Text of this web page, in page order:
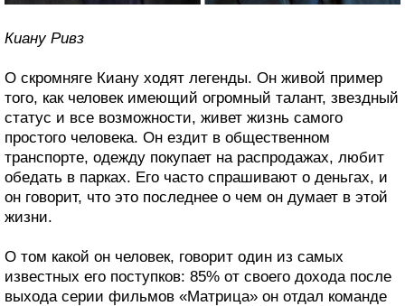
Киану Ривз
О скромняге Киану ходят легенды. Он живой пример
того, как человек имеющий огромный талант, звездный
статус и все возможности, живет жизнь самого
простого человека. Он ездит в общественном
транспорте, одежду покупает на распродажах, любит
обедать в парках. Его часто спрашивают о деньгах, и
он говорит, что это последнее о чем он думает в этой
жизни.
О том какой он человек, говорит один из самых
известных его поступков: 85% от своего дохода после
выхода серии фильмов «Матрица» он отдал команде